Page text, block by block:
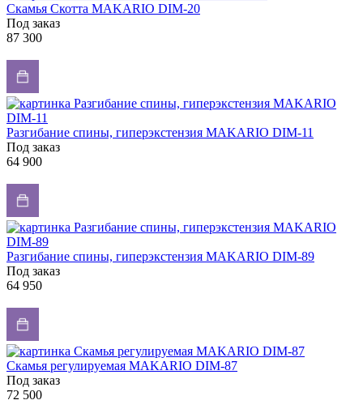
Скамья Скотта MAKARIO DIM-20
Под заказ
87 300
Разгибание спины, гиперэкстензия MAKARIO DIM-11
Под заказ
64 900
Разгибание спины, гиперэкстензия MAKARIO DIM-89
Под заказ
64 950
Скамья регулируемая MAKARIO DIM-87
Под заказ
72 500